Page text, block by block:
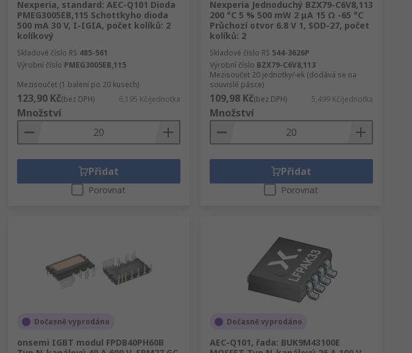
Nexperia, standard: AEC-Q101 Dioda
PMEG3005EB,115 Schottkyho dioda
500 mA 30 V, I-IGIA, počet kolíků: 2
kolíkový
Skladové číslo RS 485-561
Výrobní číslo PMEG3005EB,115
Mezisoučet (1 balení po 20 kusech)
123,90 Kč(bez DPH) 6,195 Kč/jednotka
Množství
Přidat
Porovnat
Nexperia Jednoduchý BZX79-C6V8,113
200 °C 5 % 500 mW 2 μA 15 Ω -65 °C
Průchozí otvor 6.8 V 1, SOD-27, počet
kolíků: 2
Skladové číslo RS 544-3626P
Výrobní číslo BZX79-C6V8,113
Mezisoučet 20 jednotky/-ek (dodává se na
souvislé pásce)
109,98 Kč(bez DPH) 5,499 Kč/jednotka
Množství
Přidat
Porovnat
Dočasně vyprodáno
onsemi IGBT modul FPDB40PH60B
Dočasně vyprodáno
AEC-Q101, řada: BUK9M43100E